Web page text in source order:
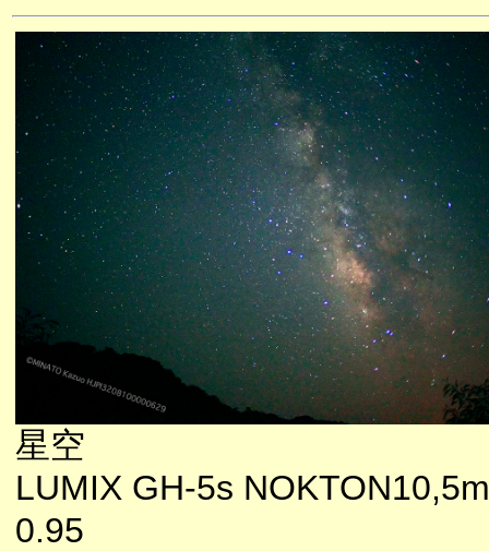
星空
LUMIX GH-5s
0.95